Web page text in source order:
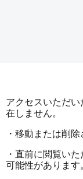
アクセスいただ
在しません。
・移動または削
・直前に閲覧い
可能性があります。